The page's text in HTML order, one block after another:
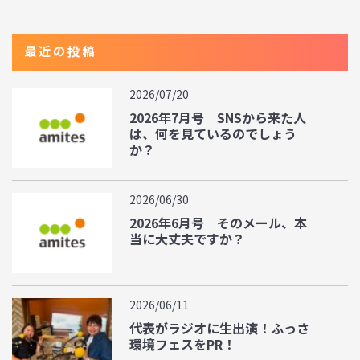
最近の投稿
2026/07/20
2026年7月号｜SNSから来た人
は、何を見ているのでしょう
か？
2026/06/30
2026年6月号｜そのメール、本
当に大丈夫ですか？
2026/06/11
代表がラジオに生出演！ふっさ
環境フェスをPR！